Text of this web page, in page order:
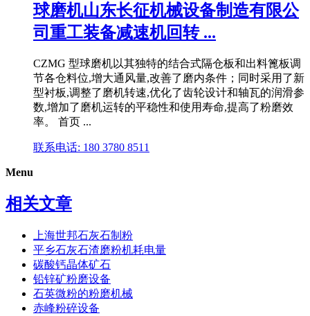
球磨机山东长征机械设备制造有限公
司重工装备减速机回转 ...
CZMG 型球磨机以其独特的结合式隔仓板和出料篦板调
节各仓料位,增大通风量,改善了磨内条件；同时采用了新
型衬板,调整了磨机转速,优化了齿轮设计和轴瓦的润滑参
数,增加了磨机运转的平稳性和使用寿命,提高了粉磨效
率。 首页 ...
联系电话: 180 3780 8511
Menu
相关文章
上海世邦石灰石制粉
平乡石灰石渣磨粉机耗电量
碳酸钙晶体矿石
铅锌矿粉磨设备
石英微粉的粉磨机械
赤峰粉碎设备